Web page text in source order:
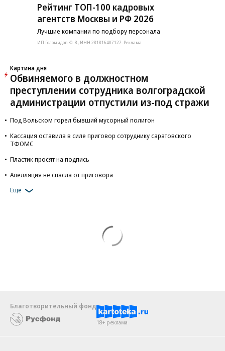
Рейтинг ТОП-100 кадровых
агентств Москвы и РФ 2026
Лучшие компании по подбору персонала
ИП Голомидов Ю. В., ИНН 281816407127. Реклама
Картина дня
Обвиняемого в должностном
преступлении сотрудника волгоградской
администрации отпустили из-под стражи
Под Вольском горел бывший мусорный полигон
Кассация оставила в силе приговор сотруднику саратовского
ТФОМС
Пластик просят на подпись
Апелляция не спасла от приговора
Еще
Благотворительный фонд
18+ реклама